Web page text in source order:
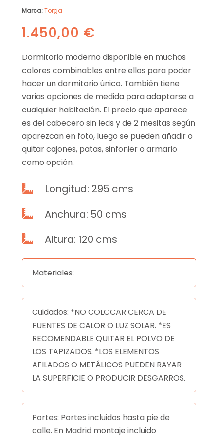
Marca:Torga
1.450,00 €
Dormitorio moderno disponible en muchos
colores combinables entre ellos para poder
hacer un dormitorio único. También tiene
varias opciones de medida para adaptarse a
cualquier habitación. El precio que aparece
es del cabecero sin leds y de 2 mesitas según
aparezcan en foto, luego se pueden añadir o
quitar cajones, patas, sinfonier o armario
como opción.
 Longitud: 295 cms
 Anchura: 50 cms
 Altura: 120 cms
Materiales:
Cuidados: *NO COLOCAR CERCA DE
FUENTES DE CALOR O LUZ SOLAR. *ES
RECOMENDABLE QUITAR EL POLVO DE
LOS TAPIZADOS. *LOS ELEMENTOS
AFILADOS O METÁLICOS PUEDEN RAYAR
LA SUPERFICIE O PRODUCIR DESGARROS.
Portes: Portes incluidos hasta pie de
calle. En Madrid montaje incluido